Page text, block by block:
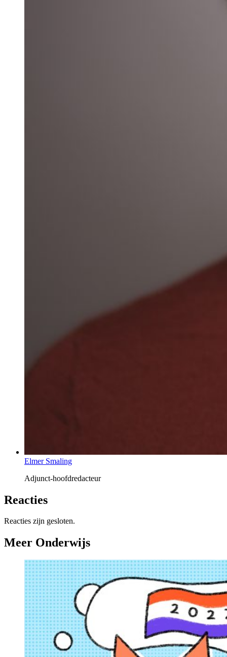
Elmer Smaling
Adjunct-hoofdredacteur
Reacties
Reacties zijn gesloten.
Meer Onderwijs